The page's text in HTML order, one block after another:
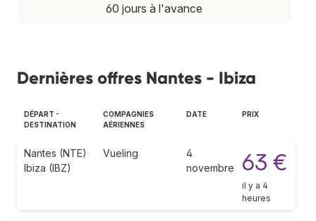
60 jours à l'avance
Dernières offres Nantes - Ibiza
DÉPART -
DESTINATION
COMPAGNIES
AÉRIENNES
DATE PRIX
Nantes (NTE)
Ibiza (IBZ)
Vueling
4
novembre
63 €
il y a 4
heures